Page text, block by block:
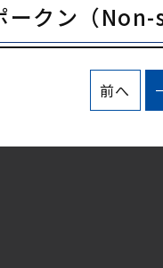
クン（
前へ